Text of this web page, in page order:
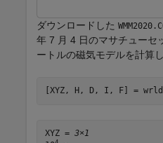
ダウンロードした
年 7 月 4 日のマサチューセ
ートルの磁気モデルを計算し
[XYZ, H, D, I, F] =
XYZ = 3×1